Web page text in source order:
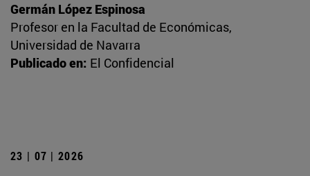
Germán López Espinosa
Profesor en la Facultad de Económicas,
Universidad de Navarra
Publicado en: El Confidencial
23 | 07 | 2026